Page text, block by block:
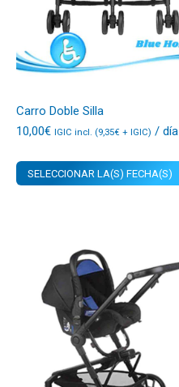
Carro Doble Silla
10,00€ IGIC incl. (9,35€ + IGIC) / día
SELECCIONAR LA(S) FECHA(S)